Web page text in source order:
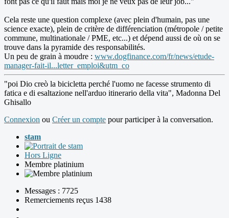
Cela reste une question complexe (avec plein d'humain, pas une
science exacte), plein de critère de différenciation (métropole / petite
commune, multinationale / PME, etc...) et dépend aussi de où on se
trouve dans la pyramide des responsabilités.
Un peu de grain à moudre : www.dogfinance.com/fr/news/etude-
manager-fait-il...letter_emploi&utm_co
"poi Dio creò la bicicletta perché l'uomo ne facesse strumento di
fatica e di esaltazione nell'arduo itinerario della vita", Madonna Del
Ghisallo
Connexion ou Créer un compte pour participer à la conversation.
stam
Hors Ligne
Membre platinium
Messages : 7725
Remerciements reçus 1438